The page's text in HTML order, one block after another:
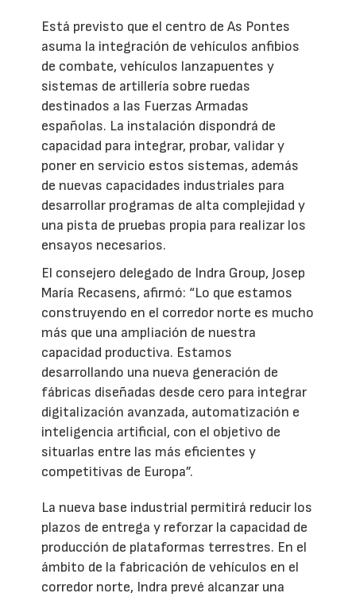
Está previsto que el centro de As Pontes
asuma la integración de vehículos anfibios
de combate, vehículos lanzapuentes y
sistemas de artillería sobre ruedas
destinados a las Fuerzas Armadas
españolas. La instalación dispondrá de
capacidad para integrar, probar, validar y
poner en servicio estos sistemas, además
de nuevas capacidades industriales para
desarrollar programas de alta complejidad y
una pista de pruebas propia para realizar los
ensayos necesarios.
El consejero delegado de Indra Group, Josep
María Recasens, afirmó: “Lo que estamos
construyendo en el corredor norte es mucho
más que una ampliación de nuestra
capacidad productiva. Estamos
desarrollando una nueva generación de
fábricas diseñadas desde cero para integrar
digitalización avanzada, automatización e
inteligencia artificial, con el objetivo de
situarlas entre las más eficientes y
competitivas de Europa”.
La nueva base industrial permitirá reducir los
plazos de entrega y reforzar la capacidad de
producción de plataformas terrestres. En el
ámbito de la fabricación de vehículos en el
corredor norte, Indra prevé alcanzar una